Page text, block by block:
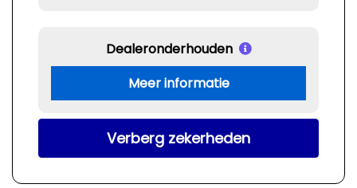
Dealeronderhouden
Meer informatie
Verberg zekerheden